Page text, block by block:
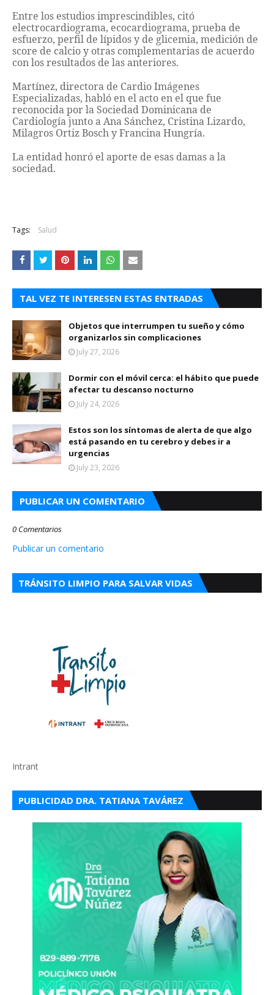
Entre los estudios imprescindibles, citó
electrocardiograma, ecocardiograma, prueba de
esfuerzo, perfil de lípidos y de glicemia, medición de
score de calcio y otras complementarias de acuerdo
con los resultados de las anteriores.
Martínez, directora de Cardio Imágenes
Especializadas, habló en el acto en el que fue
reconocida por la Sociedad Dominicana de
Cardiología junto a Ana Sánchez, Cristina Lizardo,
Milagros Ortiz Bosch y Francina Hungría.
La entidad honró el aporte de esas damas a la
sociedad.
Tags: Salud
TAL VEZ TE INTERESEN ESTAS ENTRADAS
Objetos que interrumpen tu sueño y cómo
organizarlos sin complicaciones
July 27, 2026
Dormir con el móvil cerca: el hábito que puede
afectar tu descanso nocturno
July 24, 2026
Estos son los síntomas de alerta de que algo
está pasando en tu cerebro y debes ir a
urgencias
July 23, 2026
PUBLICAR UN COMENTARIO
0 Comentarios
Publicar un comentario
TRÁNSITO LIMPIO PARA SALVAR VIDAS
Intrant
PUBLICIDAD DRA. TATIANA TAVÁREZ